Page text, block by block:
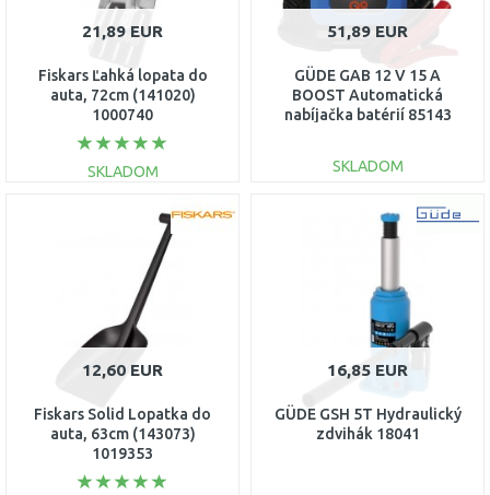
21,89 EUR
Fiskars Ľahká lopata do
auta, 72cm (141020)
1000740
SKLADOM
DO KOŠÍKA
Porovnať
51,89 EUR
GÜDE GAB 12 V 15 A
BOOST Automatická
nabíjačka batérií 85143
SKLADOM
DO KOŠÍKA
12,60 EUR
Fiskars Solid Lopatka do
auta, 63cm (143073)
1019353
16,85 EUR
GÜDE GSH 5T Hydraulický
zdvihák 18041